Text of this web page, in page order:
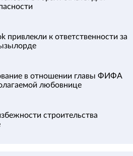
привлекли к ответственности за
в отношении главы ФИФА
любовнице
строительства